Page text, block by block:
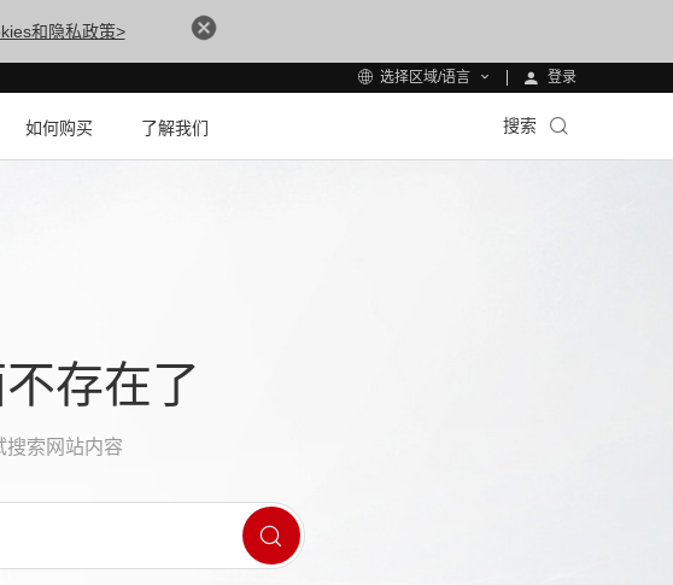
和隐私政策>
选择区域/语言 登录
如何购买 了解我们 搜索
存在了
搜索网站内容